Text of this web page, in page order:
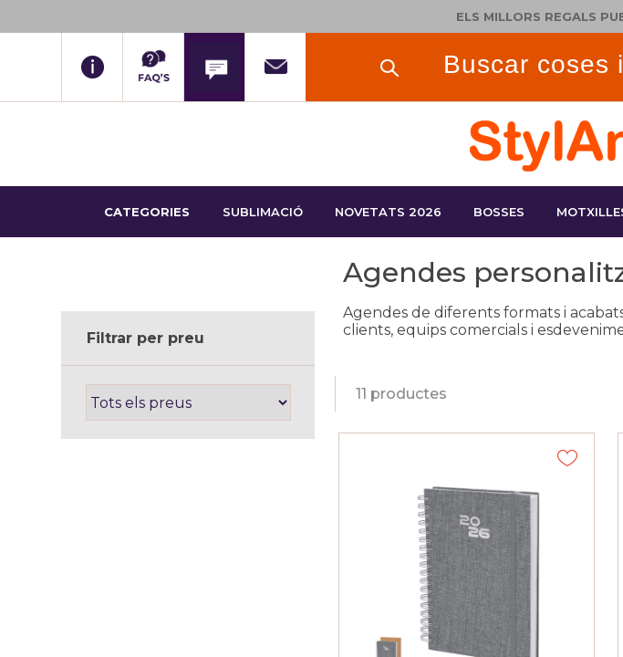
ELS MILLORS REGALS
CATEGORIES SUBLIMACIÓ NOVETATS 2026 BOSSES
Filtrar per preu
Agendes
Agendes de diferents formats i
clients, equips comercials i
11 productes